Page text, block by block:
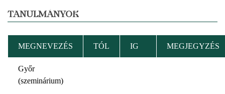
TANULMÁNYOK
MEGNEVEZÉS TÓL IG MEGJEGYZÉS
Győr
(szeminárium)